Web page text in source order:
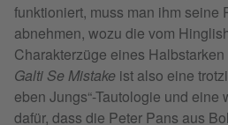
funktioniert, muss man ihm seine
abnehmen, wozu die vom
Charakterzüge eines
Galti Se Mistake ist also eine
eben Jungs“-Tautologie und eine
dafür, dass die Peter Pans aus